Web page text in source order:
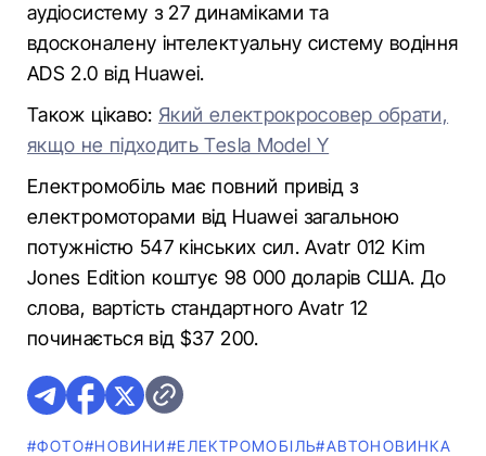
аудіосистему з 27 динаміками та
вдосконалену інтелектуальну систему водіння
ADS 2.0 від Huawei.
Також цікаво: Який електрокросовер обрати,
якщо не підходить Tesla Model Y
Електромобіль має повний привід з
електромоторами від Huawei загальною
потужністю 547 кінських сил. Avatr 012 Kim
Jones Edition коштує 98 000 доларів США. До
слова, вартість стандартного Avatr 12
починається від $37 200.
#ФОТО#НОВИНИ#ЕЛЕКТРОМОБІЛЬ#АВТОНОВИНКА